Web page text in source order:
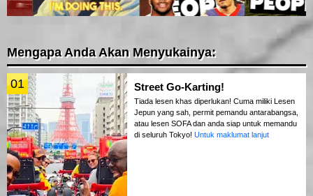
Mengapa Anda Akan Menyukainya:
01 Street Go-Karting!
Tiada lesen khas diperlukan! Cuma miliki Lesen
Jepun yang sah, permit pemandu antarabangsa,
atau lesen SOFA dan anda siap untuk memandu
di seluruh Tokyo! Untuk maklumat lanjut